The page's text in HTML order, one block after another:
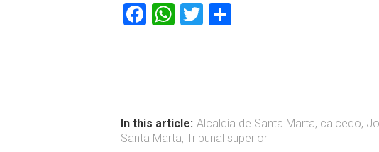
F
ok
W
p
T
tir
In this article: Alcaldía de Santa Marta, caicedo,
Santa Marta, Tribunal superior